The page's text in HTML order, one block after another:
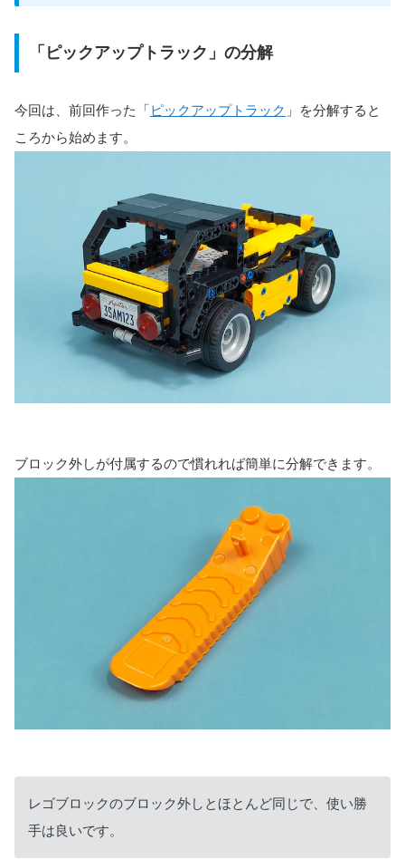
「ピックアップトラック」の分解
今回は、前回作った「ピックアップトラック 」を分解すると
ころから始めます。
ブロック外しが付属するので慣れれば簡単に分解できます。
レゴブロックのブロック外しとほとんど同じで、使い勝
手は良いです。